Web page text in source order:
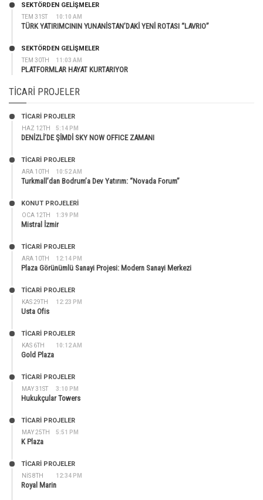
TEM 31ST 10:10 AM
SEKTÖRDEN GELIŞMELER
TÜRK YATIRIMCININ YUNANİSTAN’DAKİ YENİ ROTASI “LAVRIO”
TEM 30TH 11:03 AM
SEKTÖRDEN GELIŞMELER
PLATFORMLAR HAYAT KURTARIYOR
TICARI PROJELER
HAZ 12TH 5:14 PM
TİCARİ PROJELER
DENİZLİ’DE ŞİMDİ SKY NOW OFFICE ZAMANI
ARA 10TH 10:52 AM
TİCARİ PROJELER
Turkmall’dan Bodrum’a Dev Yatırım: “Novada Forum”
OCA 12TH 1:39 PM
KONUT PROJELERI
Mistral İzmir
ARA 10TH 12:14 PM
TİCARİ PROJELER
Plaza Görünümlü Sanayi Projesi: Modern Sanayi Merkezi
KAS 29TH 12:23 PM
TİCARİ PROJELER
Usta Ofis
KAS 6TH 10:12 AM
TİCARİ PROJELER
Gold Plaza
MAY 31ST 3:10 PM
TİCARİ PROJELER
Hukukçular Towers
MAY 25TH 5:51 PM
TİCARİ PROJELER
K Plaza
NIS 8TH 12:34 PM
TİCARİ PROJELER
Royal Marin